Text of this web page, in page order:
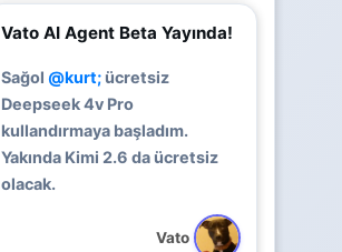
Vato AI Agent Beta Yayında!
Sağol@kurt; ücretsiz
Deepseek 4v Pro
kullandırmaya başladım.
Yakında Kimi 2.6 da ücretsiz
olacak.
Vato